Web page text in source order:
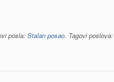
posla: Stalan posao. Tagovi poslova: